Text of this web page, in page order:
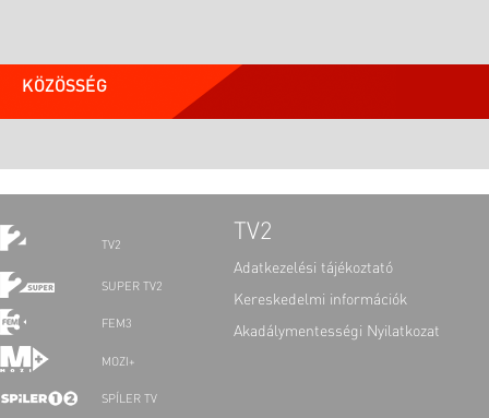
KÖZÖSSÉG
TV2
SUPER TV2
FEM3
MOZI+
SPÍLER TV
TV2
Adatkezelési tájékoztató
Kereskedelmi információk
Akadálymentességi Nyilatkozat